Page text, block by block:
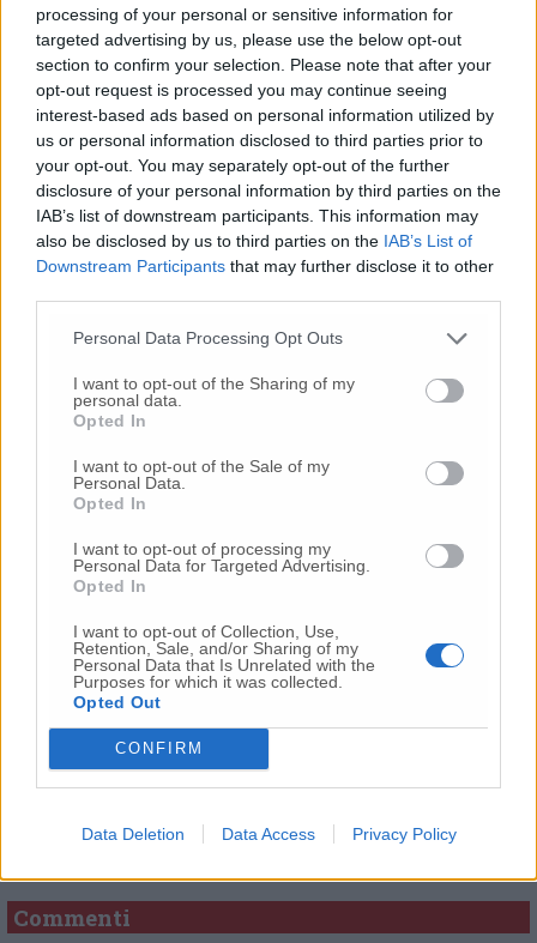
processing of your personal or sensitive information for
targeted advertising by us, please use the below opt-out
section to confirm your selection. Please note that after your
opt-out request is processed you may continue seeing
interest-based ads based on personal information utilized by
us or personal information disclosed to third parties prior to
your opt-out. You may separately opt-out of the further
disclosure of your personal information by third parties on the
IAB’s list of downstream participants. This information may
also be disclosed by us to third parties on the IAB’s List of
Downstream Participants that may further disclose it to other
Personal Data Processing Opt Outs
I want to opt-out of the Sharing of my
personal data.
Opted In
I want to opt-out of the Sale of my
Personal Data.
Opted In
I want to opt-out of processing my
Personal Data for Targeted Advertising.
Opted In
I want to opt-out of Collection, Use,
Retention, Sale, and/or Sharing of my
Personal Data that Is Unrelated with the
Purposes for which it was collected.
Opted Out
CONFIRM
Data Deletion Data Access Privacy Policy
difesa del territorio. Situazione ancor più
grave se pensiamo alle ricadute che
inevitabilmente colpiranno le aziende
dell’indotto. Apprezzando tempestività e
chiarezza di posizionamento dei Comuni più
coinvolti, esprimiamo preoccupazione e
allarme sempre più forti per questo ennesimo
impoverimento delle aree interne verso le
quali si sono sempre spese grandi parole a
fronte di iniziative spot e di corto respiro. Ci
aspettiamo che MISE e Regione Marche si
vertenza che si profila dura e difficile. Servirà
capacità politica di governo reale, non la
semplice “vicinanza”».
Elica delocalizza per il 70%, i lavoratori: «Ci
aspettavamo sacrifici ma non una tegola così
© RIPRODUZIONE RISERVATA
Vai alla home
Commenti